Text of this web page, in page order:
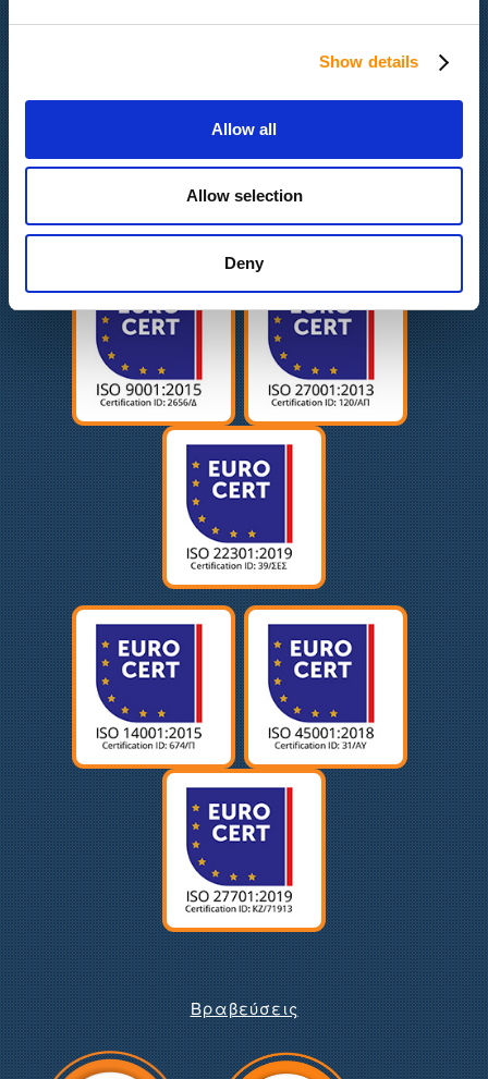
Show details
Allow all
Allow selection
Deny
Πολιτική απορρήτου
Πολιτική Ισότητας Φύλων
Πιστοποιήσεις
Βραβεύσεις